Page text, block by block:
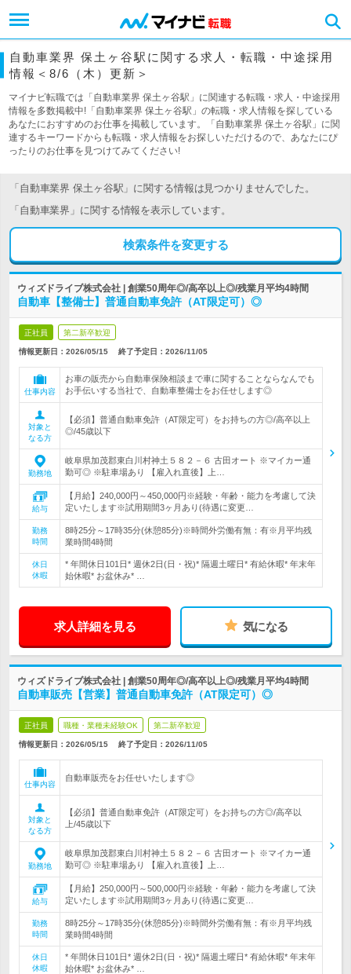
自動車業界 保土ヶ谷駅に関する求人・転職・中途採用
情報＜8/6（木）更新＞
マイナビ転職では「自動車業界 保土ヶ谷駅」に関連する転職・求人・中途採用
情報を多数掲載中!「自動車業界 保土ヶ谷駅」の転職・求人情報を探している
あなたにおすすめのお仕事を掲載しています。「自動車業界 保土ヶ谷駅」に関
連するキーワードからも転職・求人情報をお探しいただけるので、あなたにぴ
ったりのお仕事を見つけてみてください!
「自動車業界 保土ヶ谷駅」に関する情報は見つかりませんでした。
「自動車業界」に関する情報を表示しています。
検索条件を変更する
ウィズドライブ株式会社 | 創業50周年◎/高卒以上◎/残業月平均4時間
自動車【整備士】普通自動車免許（AT限定可）◎
正社員 第二新卒歓迎
情報更新日：2026/05/15 終了予定日： 2026/11/05
仕事内容
お車の販売から自動車保険相談まで車に関することならなんでも
お手伝いする当社で、自動車整備士をお任せします◎
対象と
なる方
【必須】普通自動車免許（AT限定可）をお持ちの方◎/高卒以上
◎/45歳以下
勤務地
岐阜県加茂郡東白川村神土５８２－６ 古田オート ※マイカー通
勤可◎ ※駐車場あり 【雇入れ直後】上…
給与
【月給】240,000円～450,000円※経験・年齢・能力を考慮して決
定いたします※試用期間3ヶ月あり(待遇に変更…
勤務
時間
8時25分～17時35分(休憩85分)※時間外労働有無：有※月平均残
業時間4時間
休日
休暇
* 年間休日101日* 週休2日(日・祝)* 隔週土曜日* 有給休暇* 年末年
始休暇* お盆休み* …
求人詳細を見る 気になる
ウィズドライブ株式会社 | 創業50周年◎/高卒以上◎/残業月平均4時間
自動車販売【営業】普通自動車免許（AT限定可）◎
正社員 職種・業種未経験OK 第二新卒歓迎
情報更新日：2026/05/15 終了予定日： 2026/11/05
仕事内容
自動車販売をお任せいたします◎
対象と
なる方
【必須】普通自動車免許（AT限定可）をお持ちの方◎/高卒以
上/45歳以下
勤務地
岐阜県加茂郡東白川村神土５８２－６ 古田オート ※マイカー通
勤可◎ ※駐車場あり 【雇入れ直後】上…
給与
【月給】250,000円～500,000円※経験・年齢・能力を考慮して決
定いたします※試用期間3ヶ月あり(待遇に変更…
勤務
時間
8時25分～17時35分(休憩85分)※時間外労働有無：有※月平均残
業時間4時間
休日
休暇
* 年間休日101日* 週休2日(日・祝)* 隔週土曜日* 有給休暇* 年末年
始休暇* お盆休み* …